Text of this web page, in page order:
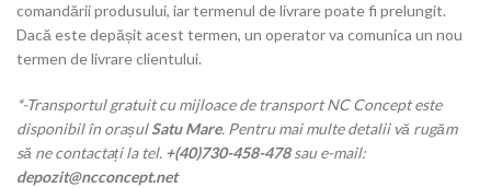
comandării produsului, iar termenul de livrare poate fi prelungit.
Dacă este depășit acest termen, un operator va comunica un nou
termen de livrare clientului.
*-Transportul gratuit cu mijloace de transport NC Concept este
disponibil în orașulSatu Mare. Pentru mai multe detalii vă rugăm
să ne contactați la tel. +(40)730-458-478sau e-mail:
depozit@ncconcept.net